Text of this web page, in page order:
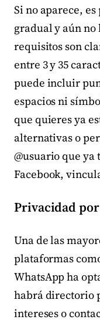
Si no aparece,
gradual y aún no
requisitos son
entre 3 y 35
puede incluir
espacios ni
que quieres ya
alternativas o
@usuario que ya
Facebook,
Privacidad
Una de las
plataformas
WhatsApp ha
habrá directorio
intereses o